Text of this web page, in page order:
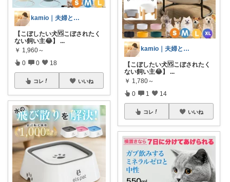
kamio｜夫婦とコーギーの愛用品
【こぼしたい犬🆚こぼされたく
ない飼い主😂】
...
￥ 1,960～
0 0 18
コレ いいね
kamio｜夫婦とコーギーの愛用品
【こぼしたい犬🆚こぼされたく
ない飼い主😂】
...
￥ 1,780～
0 1 14
コレ いいね